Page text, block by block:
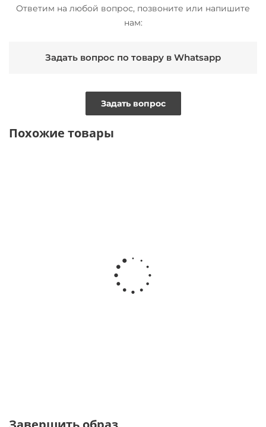
Ответим на любой вопрос, позвоните или напишите
нам:
Задать вопрос по товару в Whatsapp
Задать вопрос
Похожие товары